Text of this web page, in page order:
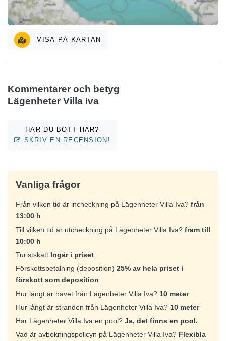
VISA PÅ KARTAN
Kommentarer och betyg
Lägenheter Villa Iva
HAR DU BOTT HÄR?
SKRIV EN RECENSION!
Vanliga frågor
Från vilken tid är incheckning på Lägenheter Villa Iva? från
13:00 h
Till vilken tid är utcheckning på Lägenheter Villa Iva? fram till
10:00 h
Turistskatt Ingår i priset
Förskottsbetalning (deposition) 25% av hela priset i
förskott som deposition
Hur långt är havet från Lägenheter Villa Iva? 10 meter
Hur långt är stranden från Lägenheter Villa Iva? 10 meter
Har Lägenheter Villa Iva en pool? Ja, det finns en pool.
Vad är avbokningspolicyn på Lägenheter Villa Iva? Flexibla